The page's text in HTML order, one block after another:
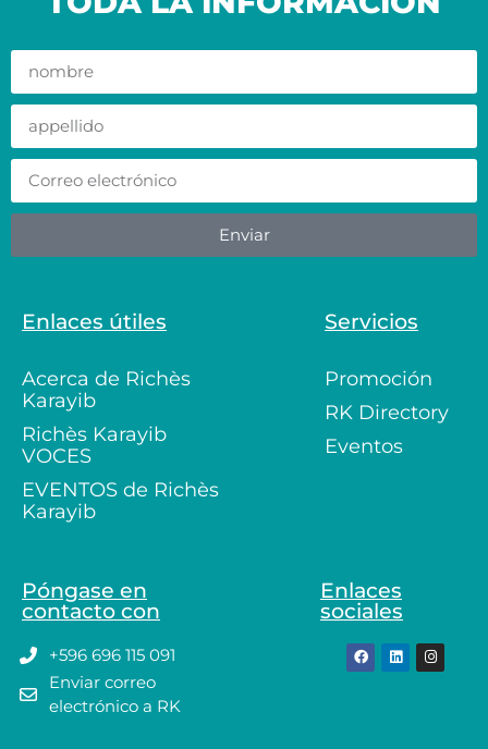
Enviar
Enlaces útiles
Acerca de Richès
Karayib
Richès Karayib
VOCES
EVENTOS de Richès
Karayib
Servicios
Promoción
RK Directory
Eventos
Póngase en
contacto con
+596 696 115 091
Enviar correo
electrónico a RK
Enlaces
sociales